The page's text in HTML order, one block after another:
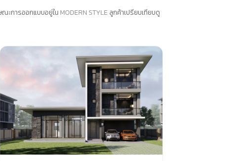
ะการออกแบบอยู่ใน MODERN STYLE ลูกค้าเปรียบเทียบดู